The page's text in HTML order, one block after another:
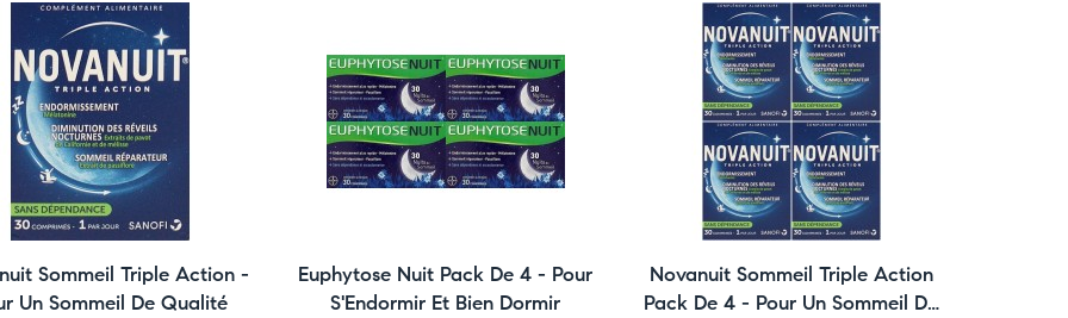
Sommeil Triple Action -
Un Sommeil De Qualité
Euphytose Nuit Pack De 4 - Pour
S'Endormir Et Bien Dormir
Novanuit Sommeil Triple Action
Pack De 4 - Pour Un Sommeil De